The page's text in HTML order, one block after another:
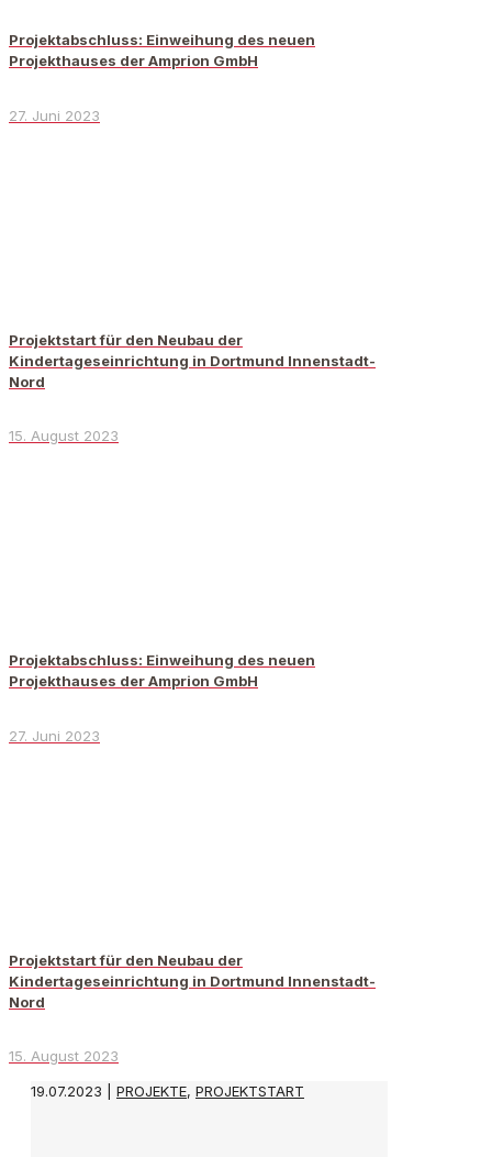
Projektabschluss: Einweihung des neuen
Projekthauses der Amprion GmbH
27. Juni 2023
Projektstart für den Neubau der
Kindertageseinrichtung in Dortmund Innenstadt-
Nord
15. August 2023
Projektabschluss: Einweihung des neuen
Projekthauses der Amprion GmbH
27. Juni 2023
Projektstart für den Neubau der
Kindertageseinrichtung in Dortmund Innenstadt-
Nord
15. August 2023
19.07.2023 | PROJEKTE, PROJEKTSTART